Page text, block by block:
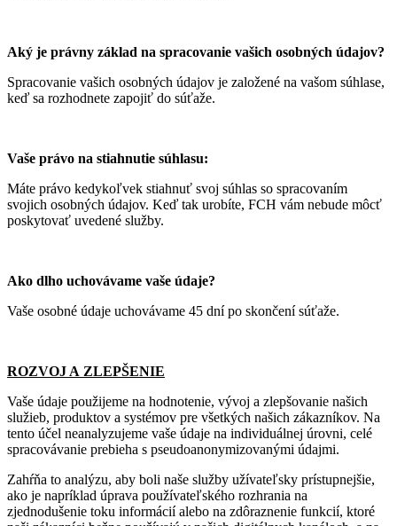
Aký je právny základ na spracovanie vašich osobných údajov?
Spracovanie vašich osobných údajov je založené na vašom súhlase,
keď sa rozhodnete zapojiť do súťaže.
Vaše právo na stiahnutie súhlasu:
Máte právo kedykoľvek stiahnuť svoj súhlas so spracovaním
svojich osobných údajov. Keď tak urobíte, FCH vám nebude môcť
poskytovať uvedené služby.
Ako dlho uchovávame vaše údaje?
Vaše osobné údaje uchovávame 45 dní po skončení súťaže.
ROZVOJ A ZLEPŠENIE
Vaše údaje použijeme na hodnotenie, vývoj a zlepšovanie našich
služieb, produktov a systémov pre všetkých našich zákazníkov. Na
tento účel neanalyzujeme vaše údaje na individuálnej úrovni, celé
spracovávanie prebieha s pseudoanonymizovanými údajmi.
Zahŕňa to analýzu, aby boli naše služby užívateľsky prístupnejšie,
ako je napríklad úprava používateľského rozhrania na
zjednodušenie toku informácií alebo na zdôraznenie funkcií, ktoré